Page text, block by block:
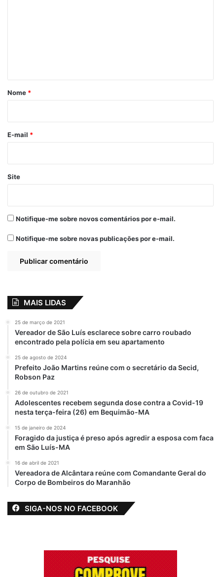
r
*
Nome *
E-mail *
Site
Notifique-me sobre novos comentários por e-mail.
Notifique-me sobre novas publicações por e-mail.
MAIS LIDAS
25 de março de 2021
Vereador de São Luís esclarece sobre carro roubado
encontrado pela polícia em seu apartamento
25 de agosto de 2024
Prefeito João Martins reúne com o secretário da Secid,
Robson Paz
26 de outubro de 2021
Adolescentes recebem segunda dose contra a Covid-19
nesta terça-feira (26) em Bequimão-MA
15 de janeiro de 2024
Foragido da justiça é preso após agredir a esposa com faca
em São Luís-MA
16 de abril de 2021
Vereadora de Alcântara reúne com Comandante Geral do
Corpo de Bombeiros do Maranhão
SIGA-NOS NO FACEBOOK